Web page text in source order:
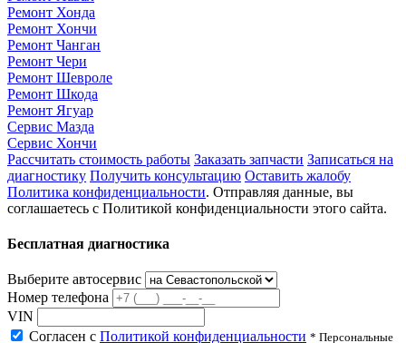
Ремонт Хонда
Ремонт Хончи
Ремонт Чанган
Ремонт Чери
Ремонт Шевроле
Ремонт Шкода
Ремонт Ягуар
Сервис Мазда
Сервис Хончи
Рассчитать стоимость работы Заказать запчасти Записаться на
диагностику Получить консультацию Оставить жалобу
Политика конфиденциальности. Отправляя данные, вы
соглашаетесь с Политикой конфиденциальности этого сайта.
Бесплатная диагностика
Выберите автосервис
Номер телефона
VIN
Согласен с Политикой конфиденциальности * Персональные